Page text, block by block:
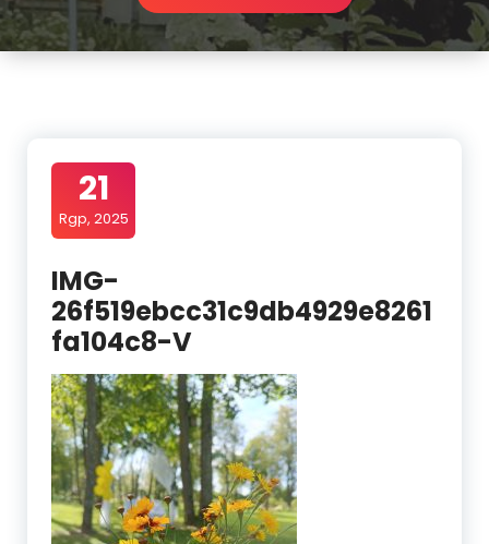
21
Rgp, 2025
IMG-
26f519ebcc31c9db4929e8261
fa104c8-V